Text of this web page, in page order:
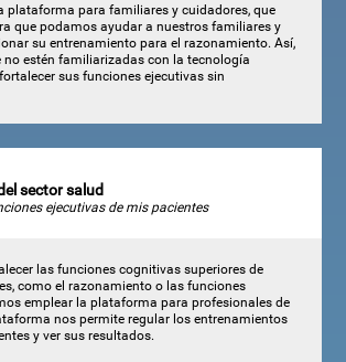
plataforma para familiares y cuidadores, que
que podamos ayudar a nuestros familiares y
su entrenamiento para el razonamiento. Así,
no estén familiarizadas con la tecnología
sus funciones ejecutivas sin
sector salud
ejecutivas de mis pacientes
las funciones cognitivas superiores de
como el razonamiento o las funciones
emplear la plataforma para profesionales de
nos permite regular los entrenamientos
y ver sus resultados.